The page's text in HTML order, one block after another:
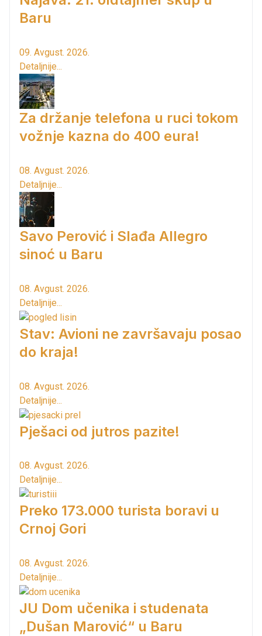
Baru
09. Avgust. 2026.
Detaljnije...
Za držanje telefona u ruci tokom
vožnje kazna do 400 eura!
08. Avgust. 2026.
Detaljnije...
Savo Perović i Slađa Allegro
sinoć u Baru
08. Avgust. 2026.
Detaljnije...
Stav: Avioni ne završavaju posao
do kraja!
08. Avgust. 2026.
Detaljnije...
Pješaci od jutros pazite!
08. Avgust. 2026.
Detaljnije...
Preko 173.000 turista boravi u
Crnoj Gori
08. Avgust. 2026.
Detaljnije...
JU Dom učenika i studenata
„Dušan Marović“ u Baru